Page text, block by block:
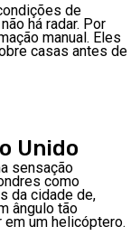
de
há radar. Por
manual. Eles
casas antes de
Unido
sensação
como
da cidade de,
ângulo tão
um helicóptero.